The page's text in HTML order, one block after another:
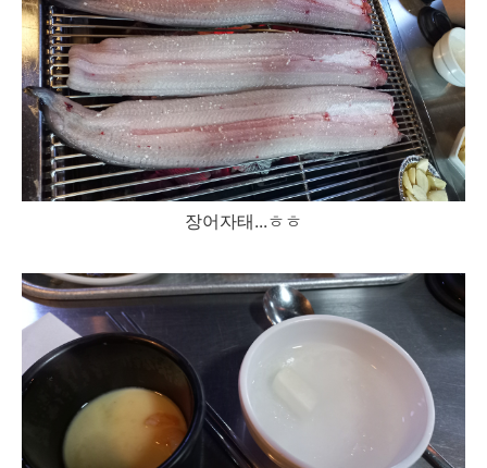
장어자태...ㅎㅎ